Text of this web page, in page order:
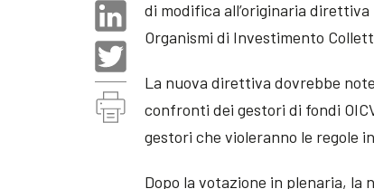
di modifica all’originaria
Organismi di Investimento
La nuova direttiva dovrebbe
confronti dei gestori di fondi
gestori che violeranno le regole
Dopo la votazione in plenaria, la